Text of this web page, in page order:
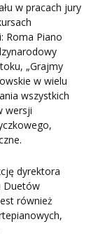
w pracach jury
Roma Piano
„Grajmy
w wielu
wszystkich
wersji
dyrektora
Duetów
również